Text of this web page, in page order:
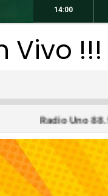
Vivo !!!